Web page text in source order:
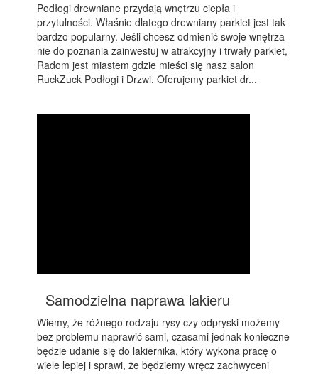
Podłogi drewniane przydają wnętrzu ciepła i
przytulności. Właśnie dlatego drewniany parkiet jest tak
bardzo popularny. Jeśli chcesz odmienić swoje wnętrza
nie do poznania zainwestuj w atrakcyjny i trwały parkiet,
Radom jest miastem gdzie mieści się nasz salon
RuckZuck Podłogi i Drzwi. Oferujemy parkiet dr...
Samodzielna naprawa lakieru
Wiemy, że różnego rodzaju rysy czy odpryski możemy
bez problemu naprawić sami, czasami jednak konieczne
będzie udanie się do lakiernika, który wykona pracę o
wiele lepiej i sprawi, że będziemy wręcz zachwyceni